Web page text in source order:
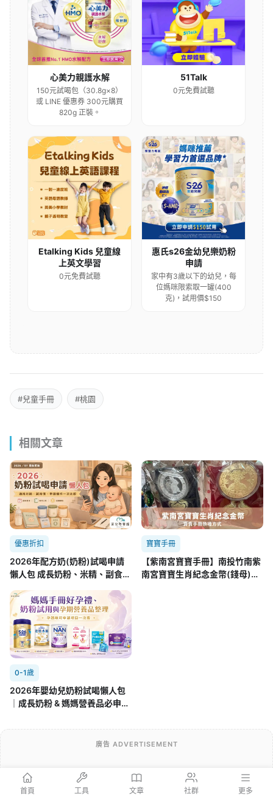
心美力親護水解
150元試喝包（30.8g×8）
或 LINE 優惠券 300元購買
820g 正裝。
51Talk
0元免費試聽
Etalking Kids 兒童線
上英文學習
0元免費試聽
惠氏s26金幼兒樂奶粉
申請
家中有3歲以下的幼兒，每
位媽咪限索取一罐(400
克)，試用價$150
#兒童手冊 #桃園
相關文章
優惠折扣
2026年配方奶(奶粉)試喝申請
懶人包 成長奶粉、米精、副食品
寶寶手冊
【紫南宮寶寶手冊】南投竹南紫
南宮寶寶生肖紀念金幣(錢母)領
0-1歲
2026年嬰幼兒奶粉試喝懶人包
｜成長奶粉 & 媽媽營養品必申請
首頁 工具 文章 社群 更多
廣告 ADVERTISEMENT